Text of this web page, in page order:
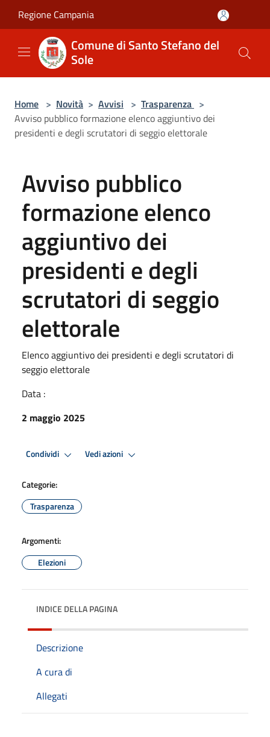
Regione Campania
Comune di Santo Stefano del
Sole
Home > Novità > Avvisi > Trasparenza >
Avviso pubblico formazione elenco aggiuntivo dei
presidenti e degli scrutatori di seggio elettorale
Avviso pubblico
formazione elenco
aggiuntivo dei
presidenti e degli
scrutatori di seggio
elettorale
Elenco aggiuntivo dei presidenti e degli scrutatori di
seggio elettorale
Data :
2 maggio 2025
Condividi Vedi azioni
Categorie:
Trasparenza
Argomenti:
Elezioni
INDICE DELLA PAGINA
Descrizione
A cura di
Allegati